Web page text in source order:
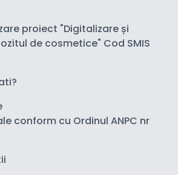
proiect "Digitalizare și
de cosmetice" Cod SMIS
conform cu Ordinul ANPC nr